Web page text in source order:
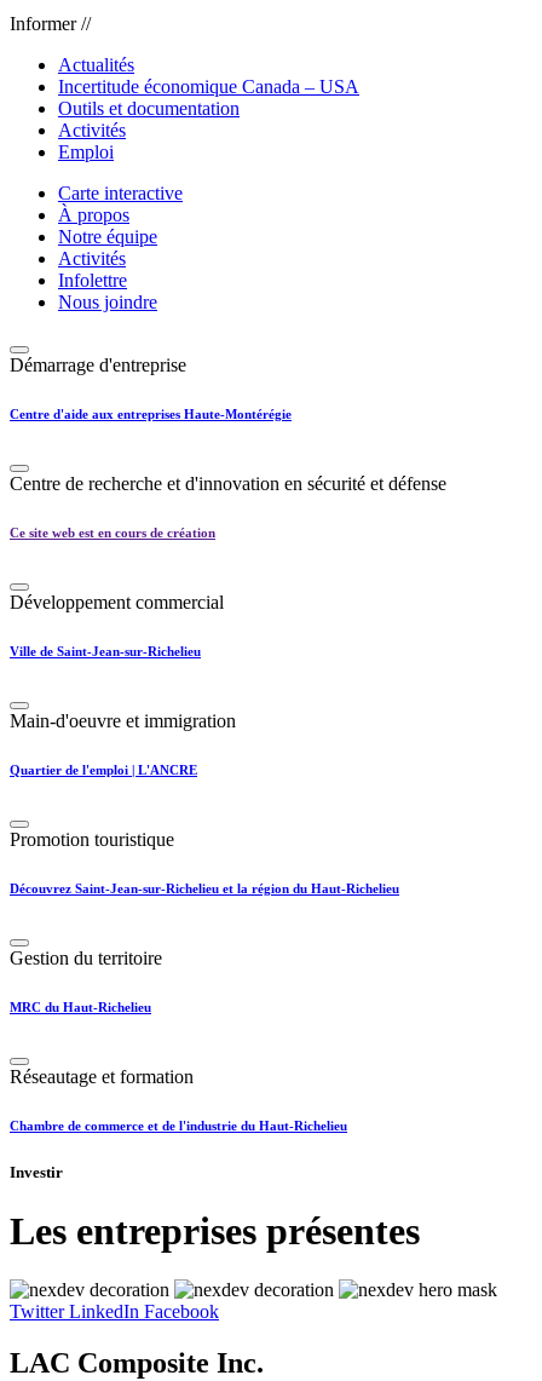
Informer //
Actualités
Incertitude économique Canada – USA
Outils et documentation
Activités
Emploi
Carte interactive
À propos
Notre équipe
Activités
Infolettre
Nous joindre
Démarrage d'entreprise
Centre d'aide aux entreprises Haute-Montérégie
Centre de recherche et d'innovation en sécurité et défense
Ce site web est en cours de création
Développement commercial
Ville de Saint-Jean-sur-Richelieu
Main-d'oeuvre et immigration
Quartier de l'emploi | L'ANCRE
Promotion touristique
Découvrez Saint-Jean-sur-Richelieu et la région du Haut-Richelieu
Gestion du territoire
MRC du Haut-Richelieu
Réseautage et formation
Chambre de commerce et de l'industrie du Haut-Richelieu
Investir
Les entreprises présentes
Twitter LinkedIn Facebook
LAC Composite Inc.